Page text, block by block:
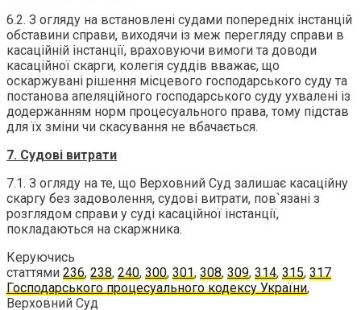
6.2. З огляду на встановлені судами попередніх інстанцій
обставини справи, виходячи із меж перегляду справи в
касаційній інстанції, враховуючи вимоги та доводи
касаційної скарги, колегія суддів вважає, що
оскаржувані рішення місцевого господарського суду та
постанова апеляційного господарського суду ухвалені із
додержанням норм процесуального права, тому підстав
для їх зміни чи скасування не вбачається.
7. Судові витрати
7.1. З огляду на те, що Верховний Суд залишає касаційну
скаргу без задоволення, судові витрати, пов`язані з
розглядом справи у суді касаційної інстанції,
покладаються на скаржника.
Керуючись
статтями 236, 238, 240, 300, 301, 308, 309, 314, 315, 317
Господарського процесуального кодексу України,
Верховний Суд